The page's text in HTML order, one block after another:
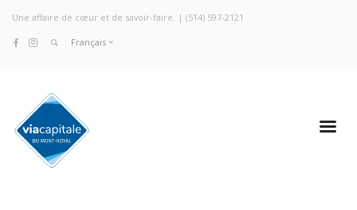
Une affaire de cœur et de savoir-faire. | (514) 597-2121
Français